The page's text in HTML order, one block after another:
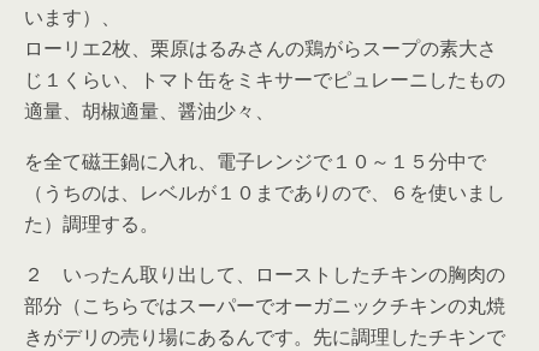
います）、
ローリエ2枚、栗原はるみさんの鶏がらスープの素大さ
じ１くらい、トマト缶をミキサーでピュレーニしたもの
適量、胡椒適量、醤油少々、
を全て磁王鍋に入れ、電子レンジで１０～１５分中で
（うちのは、レベルが１０までありので、６を使いまし
た）調理する。
２ いったん取り出して、ローストしたチキンの胸肉の
部分（こちらではスーパーでオーガニックチキンの丸焼
きがデリの売り場にあるんです。先に調理したチキンで